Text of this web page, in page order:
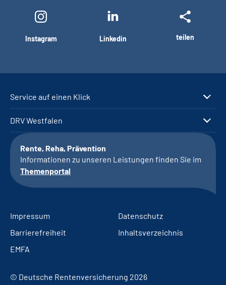
Instagram Linkedin teilen
Service auf einen Klick
DRV Westfalen
Rente, Reha, Prävention
Informationen zu unseren Leistungen finden Sie im
Themenportal
Impressum
Datenschutz
Barrierefreiheit
Inhaltsverzeichnis
EMFA
© Deutsche Rentenversicherung 2026